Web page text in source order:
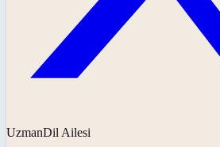
UzmanDil Ailesi